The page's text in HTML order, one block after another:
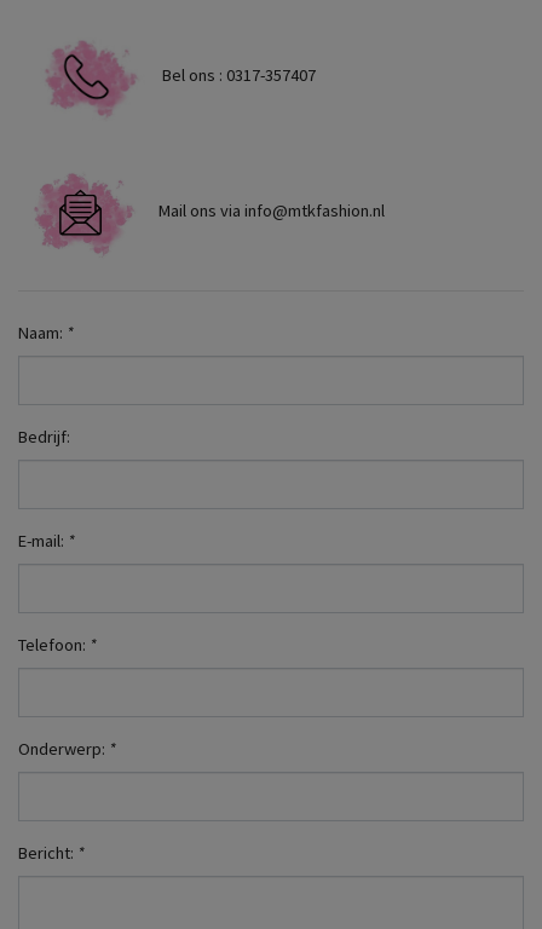
Bel ons : 0317-357407
Mail ons via info@mtkfashion.nl
Naam: *
Bedrijf:
E-mail: *
Telefoon: *
Onderwerp: *
Bericht: *